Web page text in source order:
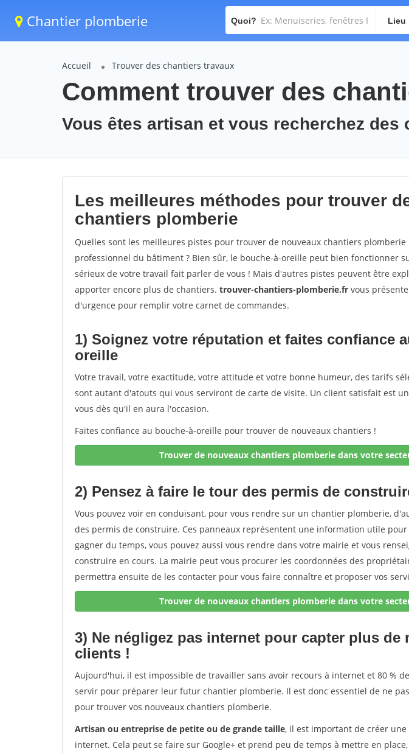
Chantier plomberie Quoi? Lieu
Accueil Trouver des chantiers travaux
Comment trouver des
Vous êtes artisan et vous recherchez des
Les meilleures méthodes pour trouver
chantiers plomberie
Quelles sont les meilleures pistes pour trouver de nouveaux chantiers
professionnel du bâtiment ? Bien sûr, le bouche-à-oreille peut bien fonctionner
sérieux de votre travail fait parler de vous ! Mais d'autres pistes peuvent être
apporter encore plus de chantiers. trouver-chantiers-plomberie.fr vous
d'urgence pour remplir votre carnet de commandes.
1) Soignez votre réputation et faites confiance
oreille
Votre travail, votre exactitude, votre attitude et votre bonne humeur, des tarifs
sont autant d'atouts qui vous serviront de carte de visite. Un client satisfait est
vous dès qu'il en aura l'occasion.
Faites confiance au bouche-à-oreille pour trouver de nouveaux chantiers !
Trouver de nouveaux chantiers plomberie dans votre
2) Pensez à faire le tour des permis de
Vous pouvez voir en conduisant, pour vous rendre sur un chantier plomberie,
des permis de construire. Ces panneaux représentent une information utile
gagner du temps, vous pouvez aussi vous rendre dans votre mairie et vous
construire en cours. La mairie peut vous procurer les coordonnées des
permettra ensuite de les contacter pour vous faire connaître et proposer vos
Trouver de nouveaux chantiers plomberie dans votre
3) Ne négligez pas internet pour capter plus de
clients !
Aujourd'hui, il est impossible de travailler sans avoir recours à internet et 80 %
servir pour préparer leur futur chantier plomberie. Il est donc essentiel de ne
pour trouver vos nouveaux chantiers plomberie.
Artisan ou entreprise de petite ou de grande taille, il est important de créer
internet. Cela peut se faire sur Google+ et prend peu de temps à mettre en